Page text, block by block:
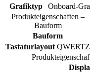
Grafiktyp
Onboard-
Produkteigenschaften –
Bauform
Bauform
Tastaturlayout QWERTZ